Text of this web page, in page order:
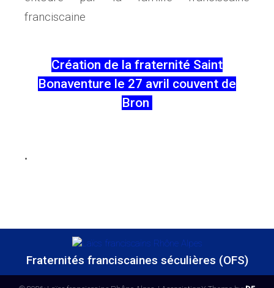
franciscaine
Création de la fraternité Saint
Bonaventure le 27 avril couvent de
Bron
.
Fraternités franciscaines séculières (OFS)